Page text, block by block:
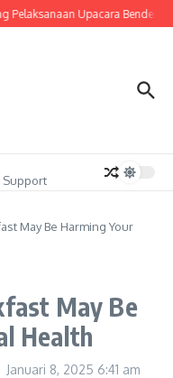
Upacara Bendera di
Support
May Be Harming Your
May Be
Health
Januari 8, 2025 6:41 am